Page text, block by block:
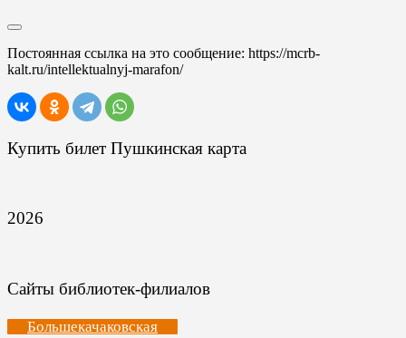
Постоянная ссылка на это сообщение: https://mcrb-
kalt.ru/intellektualnyj-marafon/
Купить билет Пушкинская карта
2026
Сайты библиотек-филиалов
Большекачаковская